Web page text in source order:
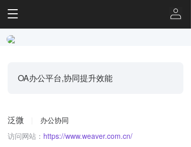
T
g
g
g
a
t
OA办公平台,协同提升效能
泛微
办公协同
访问网站： https://www.weaver.com.cn/